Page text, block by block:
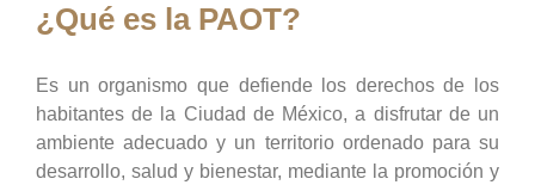
¿Qué es la PAOT?
Es un organismo que defiende los derechos de los
habitantes de la Ciudad de México, a disfrutar de un
ambiente adecuado y un territorio ordenado para su
desarrollo, salud y bienestar, mediante la promoción y